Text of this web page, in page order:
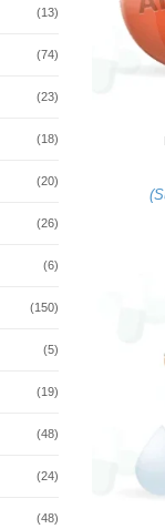
(13)
(74)
(23)
(18)
(20)
(26)
(6)
(150)
(5)
(19)
(48)
(24)
(48)
(